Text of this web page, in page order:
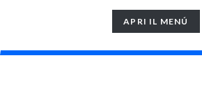
TOGGLE
NAVIGATION
APRI IL MENÚ